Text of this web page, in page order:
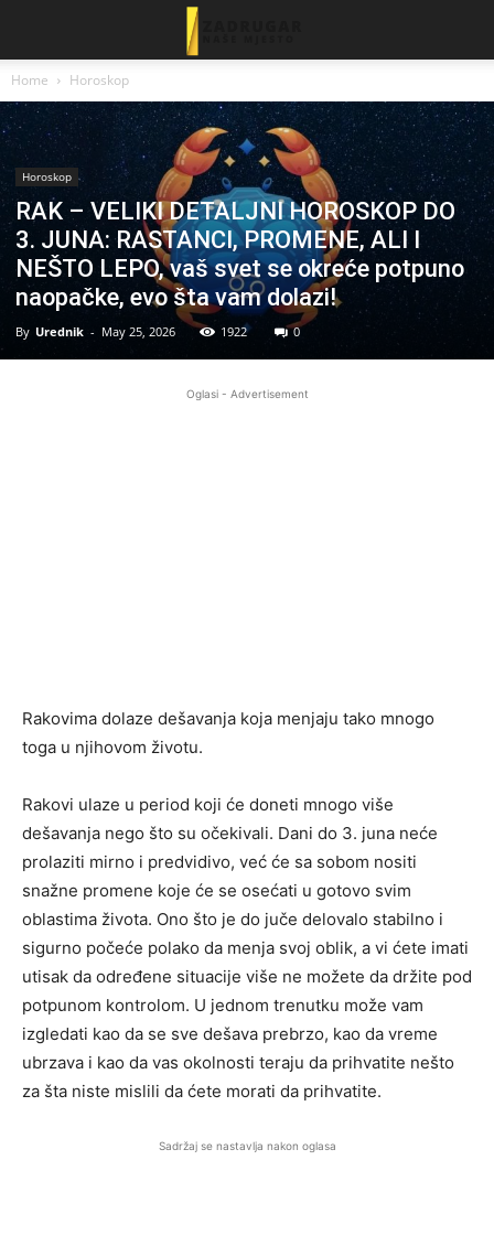
Home Horoskop
Horoskop
RAK – VELIKI DETALJNI HOROSKOP DO
3. JUNA: RASTANCI, PROMENE, ALI I
NEŠTO LEPO, vaš svet se okreće potpuno
naopačke, evo šta vam dolazi!
By Urednik - May 25, 2026 1922 0
Oglasi - Advertisement
Rakovima dolaze dešavanja koja menjaju tako mnogo
toga u njihovom životu.
Rakovi ulaze u period koji će doneti mnogo više
dešavanja nego što su očekivali. Dani do 3. juna neće
prolaziti mirno i predvidivo, već će sa sobom nositi
snažne promene koje će se osećati u gotovo svim
oblastima života. Ono što je do juče delovalo stabilno i
sigurno počeće polako da menja svoj oblik, a vi ćete imati
utisak da određene situacije više ne možete da držite pod
potpunom kontrolom. U jednom trenutku može vam
izgledati kao da se sve dešava prebrzo, kao da vreme
ubrzava i kao da vas okolnosti teraju da prihvatite nešto
za šta niste mislili da ćete morati da prihvatite.
Sadržaj se nastavlja nakon oglasa